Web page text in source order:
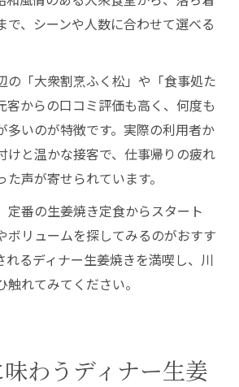
で、シーンや人数に合わせて選べる
の「大衆割烹ふく松」や「食事処た
客からの口コミ評価も高く、何度も
多いのが特徴です。実際の利用者か
けと温かな接客で、仕事帰りの疲れ
声が寄せられています。
定番の生姜焼き定食からスタート
ボリュームを探してみるのがおすす
れるディナー生姜焼きを満喫し、川
れてみてください。
わうディナー生姜